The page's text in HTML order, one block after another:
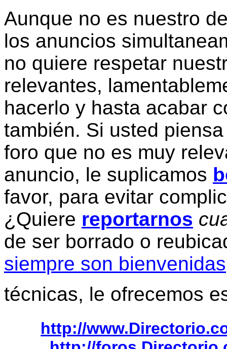
Aunque no es nuestro
los anuncios
no quiere respetar
relevantes,
hacerlo y hasta acabar
también. Si usted
foro que no es muy
anuncio, le suplicamos
favor, para evitar
¿Quiere reportarnos
de ser borrado o
siempre son bienvenidas
técnicas, le ofrecemos
http://